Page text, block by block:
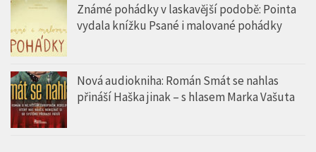
Známé pohádky v laskavější podobě: Pointa
vydala knížku Psané i malované pohádky
Nová audiokniha: Román Smát se nahlas
přináší Haška jinak – s hlasem Marka Vašuta